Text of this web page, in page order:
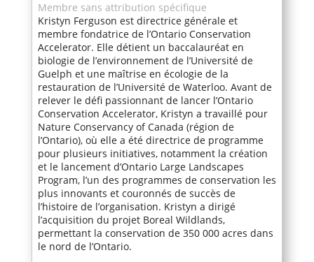
Membre sans attribution spécifique
Kristyn Ferguson est directrice générale et
membre fondatrice de l’Ontario Conservation
Accelerator. Elle détient un baccalauréat en
biologie de l’environnement de l’Université de
Guelph et une maîtrise en écologie de la
restauration de l’Université de Waterloo. Avant de
relever le défi passionnant de lancer l’Ontario
Conservation Accelerator, Kristyn a travaillé pour
Nature Conservancy of Canada (région de
l’Ontario), où elle a été directrice de programme
pour plusieurs initiatives, notamment la création
et le lancement d’Ontario Large Landscapes
Program, l’un des programmes de conservation les
plus innovants et couronnés de succès de
l’histoire de l’organisation. Kristyn a dirigé
l’acquisition du projet Boreal Wildlands,
permettant la conservation de 350 000 acres dans
le nord de l’Ontario.